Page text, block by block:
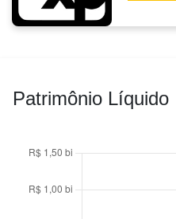
Patrimônio Líquido